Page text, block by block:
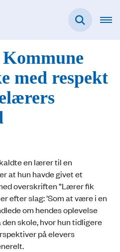
med respekt
en lærer til en
at hun havde givet et
overskriften ”Lærer fik
efter slag: ’Som at være i en
om hendes oplevelse
skole, hvor hun tidligere
på elevers